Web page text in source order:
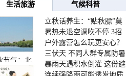
生活旅游 气候科普
节气：北
立秋话养生：“贴秋膘”莫
着急 先清暑再防燥
暑热未退空调吹不停 3招
护住肩颈不酸痛
户外露营怎么玩更安心？
这份攻略请收好
三伏天 不同人群专属防暑
要点请收好
暴雨天遇积水倒灌 这份避